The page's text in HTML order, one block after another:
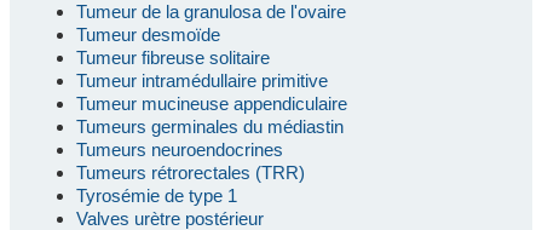
Tumeur de la granulosa de l'ovaire
Tumeur desmoïde
Tumeur fibreuse solitaire
Tumeur intramédullaire primitive
Tumeur mucineuse appendiculaire
Tumeurs germinales du médiastin
Tumeurs neuroendocrines
Tumeurs rétrorectales (TRR)
Tyrosémie de type 1
Valves urètre postérieur